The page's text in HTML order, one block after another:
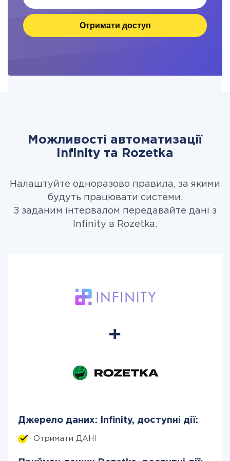
Отримати доступ
Можливості автоматизації
Infinity та Rozetka
Налаштуйте одноразово правила, за якими
будуть працювати системи.
З заданим інтервалом передавайте дані з
Infinity в Rozetka.
Джерело даних: Infinity, доступні дії:
Отримати ДАНІ